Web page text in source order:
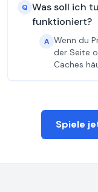
Q Was soll ich
funktioniert?
A Wenn du
der Seite
Caches
Spiele